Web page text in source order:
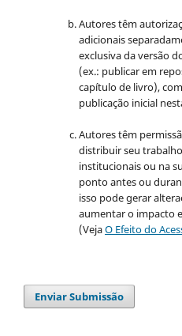
Autores têm
adicionais
exclusiva da versão
(ex.: publicar em
capítulo de livro),
publicação inicial
Autores têm
distribuir seu
institucionais ou na
ponto antes ou
isso pode gerar
aumentar o impacto
(VejaO Efeito do
Enviar Submissão